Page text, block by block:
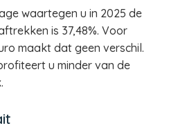
waartegen u in 2025 de
is 37,48%. Voor
maakt dat geen verschil.
u minder van de